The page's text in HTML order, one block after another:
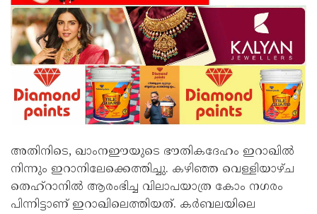
അതിനിടെ, ഖാംനഈയുടെ ഭൗതികദേഹം ഇറാഖിൽ
നിന്നും ഇറാനിലേക്കെത്തിച്ചു. കഴിഞ്ഞ വെള്ളിയാഴ്ച
തെഹ്‌റാനിൽ ആരംഭിച്ച വിലാപയാത്ര കോം നഗരം
പിന്നിട്ടാണ് ഇറാഖിലെത്തിയത്. കർബലയിലെ